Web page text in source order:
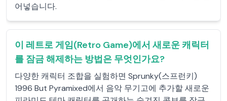
어넣습니다.
이 레트로 게임(Retro Game)에서 새로운 캐릭터
를 잠금 해제하는 방법은 무엇인가요?
다양한 캐릭터 조합을 실험하면 Sprunky(스프런키)
1996 But Pyramixed에서 음악 무기고에 추가할 새로운